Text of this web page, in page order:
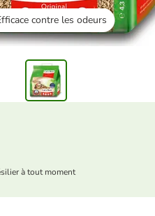
contre les odeurs
à tout moment